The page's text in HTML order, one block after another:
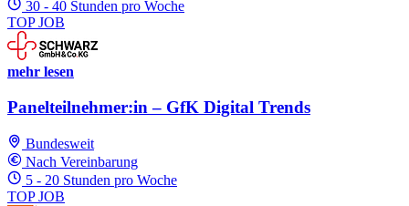
30 - 40 Stunden pro Woche
TOP JOB
mehr lesen
Panelteilnehmer:in – GfK Digital Trends
Bundesweit
Nach Vereinbarung
5 - 20 Stunden pro Woche
TOP JOB